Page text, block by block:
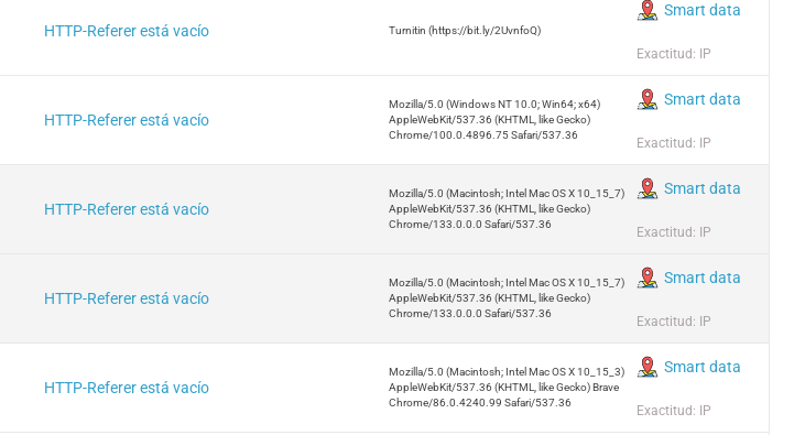
HTTP-Referer está vacío Turnitin (https://bit.ly/2UvnfoQ)
Smart data
Exactitud: IP
HTTP-Referer está vacío
Mozilla/5.0 (Windows NT 10.0; Win64; x64)
AppleWebKit/537.36 (KHTML, like Gecko)
Chrome/100.0.4896.75 Safari/537.36
Smart data
Exactitud: IP
HTTP-Referer está vacío
Mozilla/5.0 (Macintosh; Intel Mac OS X 10_15_7)
AppleWebKit/537.36 (KHTML, like Gecko)
Chrome/133.0.0.0 Safari/537.36
Smart data
Exactitud: IP
HTTP-Referer está vacío
Mozilla/5.0 (Macintosh; Intel Mac OS X 10_15_7)
AppleWebKit/537.36 (KHTML, like Gecko)
Chrome/133.0.0.0 Safari/537.36
Smart data
Exactitud: IP
HTTP-Referer está vacío
Mozilla/5.0 (Macintosh; Intel Mac OS X 10_15_3)
AppleWebKit/537.36 (KHTML, like Gecko) Brave
Chrome/86.0.4240.99 Safari/537.36
Smart data
Exactitud: IP